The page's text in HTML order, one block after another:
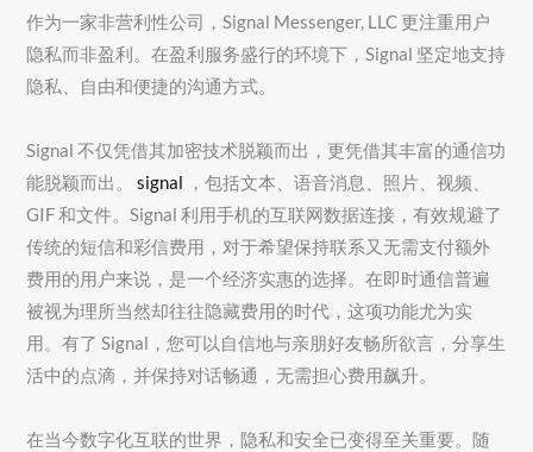
作为一家非营利性公司，Signal Messenger, LLC 更注重用户
隐私而非盈利。在盈利服务盛行的环境下，Signal 坚定地支持
隐私、自由和便捷的沟通方式。
Signal 不仅凭借其加密技术脱颖而出，更凭借其丰富的通信功
能脱颖而出。signal ，包括文本、语音消息、照片、视频、
GIF 和文件。Signal 利用手机的互联网数据连接，有效规避了
传统的短信和彩信费用，对于希望保持联系又无需支付额外
费用的用户来说，是一个经济实惠的选择。在即时通信普遍
被视为理所当然却往往隐藏费用的时代，这项功能尤为实
用。有了 Signal，您可以自信地与亲朋好友畅所欲言，分享生
活中的点滴，并保持对话畅通，无需担心费用飙升。
在当今数字化互联的世界，隐私和安全已变得至关重要。随